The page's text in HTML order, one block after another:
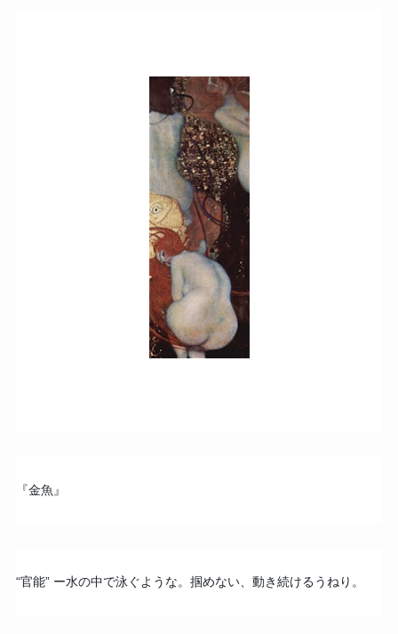
『金魚』
“官能” ー水の中で泳ぐような。掴めない、動き続けるうねり。